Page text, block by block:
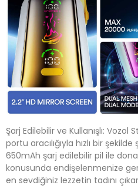
Şarj Edilebilir ve Kullanışlı:
portu aracılığıyla hızlı bir
650mAh şarj edilebilir pil ile
konusunda endişelenmenize
en sevdiğiniz lezzetin tadını